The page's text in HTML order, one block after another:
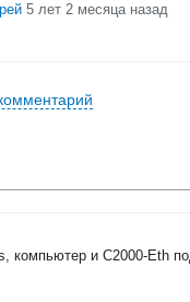
5 лет 2 месяца назад
компьютер и С2000-Eth